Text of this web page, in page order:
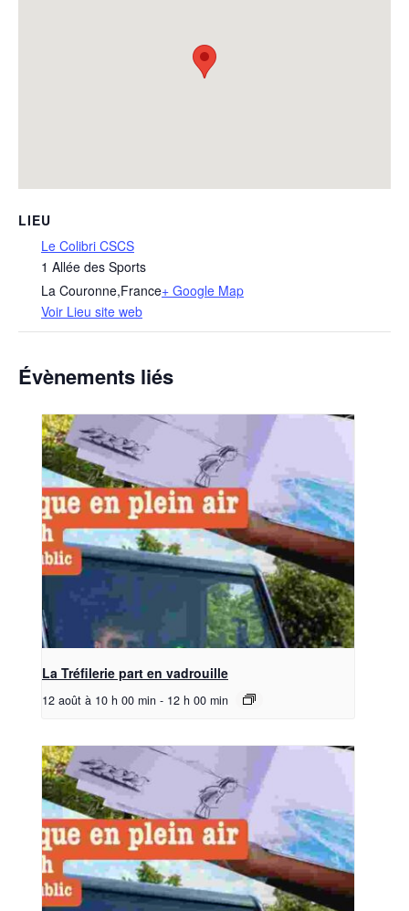
LIEU
Le Colibri CSCS
1 Allée des Sports
La Couronne,France+ Google Map
Voir Lieu site web
Évènements liés
La Tréfilerie part en vadrouille
12 août à 10 h 00 min - 12 h 00 min